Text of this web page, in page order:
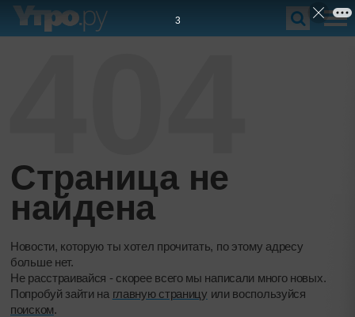
Страница не
найдена
Новости, которую ты хотел прочитать, по этому адресу
больше нет.
Не расстраивайся - скорее всего мы написали много новых.
Попробуй зайти на главную страницу или воспользуйся
поиском.
2